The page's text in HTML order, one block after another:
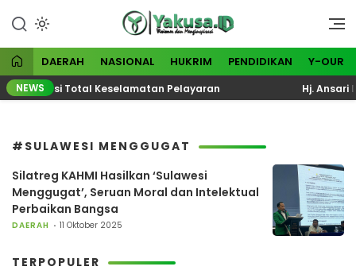
konten
Yakusa
Visioner dan Menginspirasi
DAERAH NASIONAL HUKRIM PENDIDIKAN Y-OUR
NEWS
Evaluasi Total Keselamatan Pelayaran Hj. Ansari
#SULAWESI MENGGUGAT
Silatreg KAHMI Hasilkan ‘Sulawesi
Menggugat’, Seruan Moral dan Intelektual
Perbaikan Bangsa
DAERAH 11 Oktober 2025
TERPOPULER